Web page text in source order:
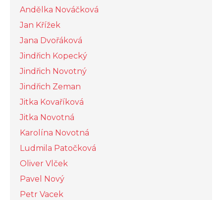
Andělka Nováčková
Jan Křížek
Jana Dvořáková
Jindřich Kopecký
Jindřich Novotný
Jindřich Zeman
Jitka Kovaříková
Jitka Novotná
Karolína Novotná
Ludmila Patočková
Oliver Vlček
Pavel Nový
Petr Vacek